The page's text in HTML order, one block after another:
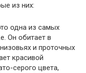
из них:
одна из самых
Он обитает в
и проточных
красивой
серого цвета,